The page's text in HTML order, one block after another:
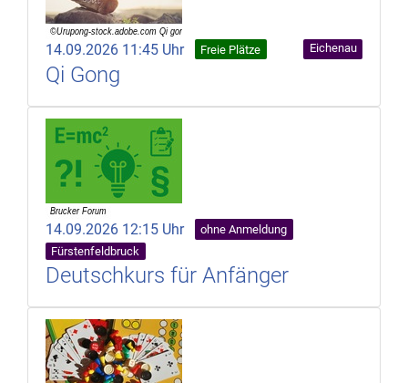
14.09.2026 11:45 Uhr Freie Plätze Eichenau
Qi Gong
14.09.2026 12:15 Uhr
ohne Anmeldung
Fürstenfeldbruck
Deutschkurs für Anfänger